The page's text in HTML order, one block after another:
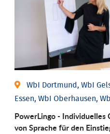
WbI Dortmund, WbI
Essen, WbI Oberhausen,
PowerLingo - Individuelles
von Sprache für den